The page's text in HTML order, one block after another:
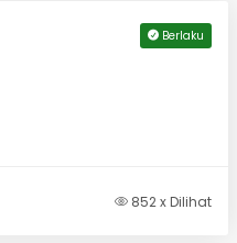
Berlaku
852 x Dilihat